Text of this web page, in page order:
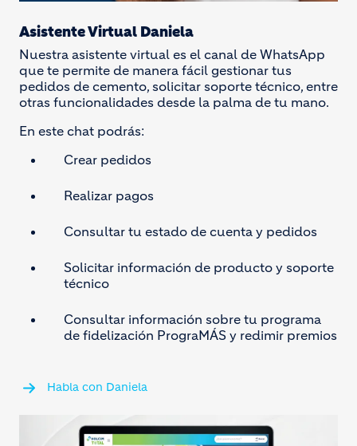
Asistente Virtual Daniela
Nuestra asistente virtual es el canal de WhatsApp
que te permite de manera fácil gestionar tus
pedidos de cemento, solicitar soporte técnico, entre
otras funcionalidades desde la palma de tu mano.
En este chat podrás:
Crear pedidos
Realizar pagos
Consultar tu estado de cuenta y pedidos
Solicitar información de producto y soporte
técnico
Consultar información sobre tu programa
de fidelización PrograMÁS y redimir premios
Habla con Daniela